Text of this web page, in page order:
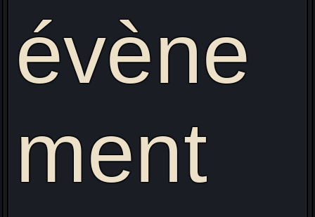
évène
ment